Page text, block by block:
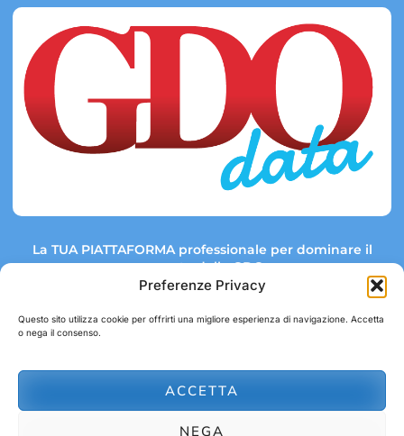
Preferenze Privacy
Questo sito utilizza cookie per offrirti una migliore esperienza di navigazione. Accetta
o nega il consenso.
ACCETTA
NEGA
La TUA PIATTAFORMA professionale per dominare il
mercato della GDO.
Link rapidi:
abbonamenti@gdodata.it